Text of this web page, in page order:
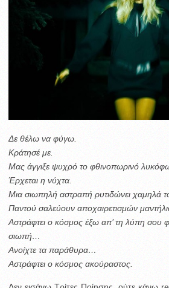
Δε θέλω να φύγω.
Κράτησέ με.
Μας άγγιξε ψυχρό το φθινοπωρινό
Έρχεται η νύχτα.
Μια σιωπηλή αστραπή ρυτιδώνει χαμηλά
Παντού σαλεύουν αποχαιρετισμών
Αστράφτει ο κόσμος έξω απ’ τη λύπη σου
σιωπή…
Ανοίχτε τα παράθυρα…
Αστράφτει ο κόσμος ακούραστος.